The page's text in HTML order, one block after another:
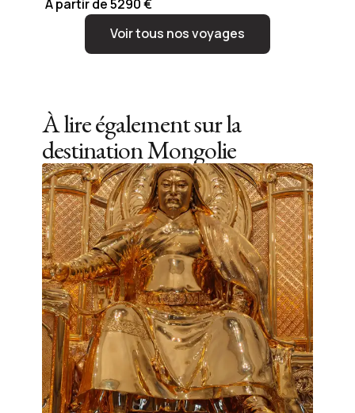
A partir de 5290 €
Voir tous nos voyages
À lire également sur la
destinationMongolie